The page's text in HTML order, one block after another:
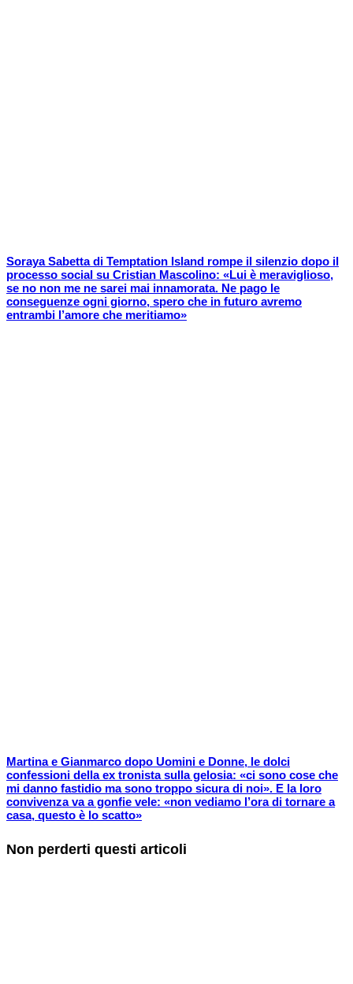
Soraya Sabetta di Temptation Island rompe il silenzio dopo il
processo social su Cristian Mascolino: «Lui è meraviglioso,
se no non me ne sarei mai innamorata. Ne pago le
conseguenze ogni giorno, spero che in futuro avremo
entrambi l’amore che meritiamo»
Martina e Gianmarco dopo Uomini e Donne, le dolci
confessioni della ex tronista sulla gelosia: «ci sono cose che
mi danno fastidio ma sono troppo sicura di noi». E la loro
convivenza va a gonfie vele: «non vediamo l’ora di tornare a
casa, questo è lo scatto»
Non perderti questi articoli